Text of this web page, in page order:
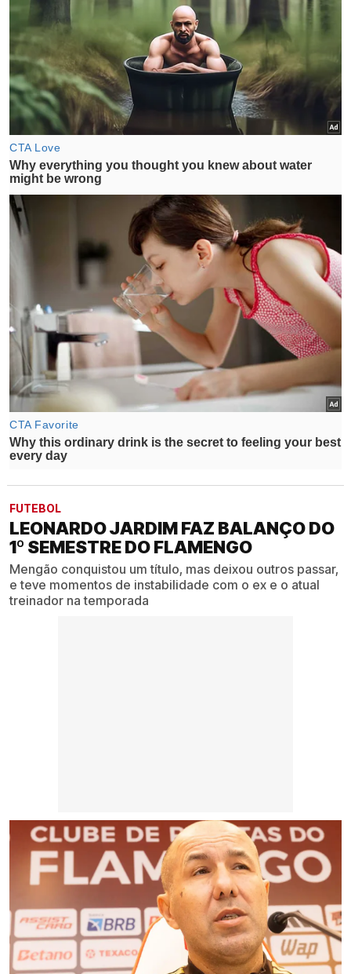
FUTEBOL
LEONARDO JARDIM FAZ BALANÇO DO
1º SEMESTRE DO FLAMENGO
Mengão conquistou um título, mas deixou outros passar,
e teve momentos de instabilidade com o ex e o atual
treinador na temporada